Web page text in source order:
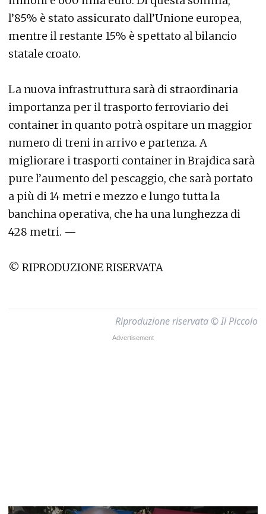
l’85% è stato assicurato dall’Unione europea,
mentre il restante 15% è spettato al bilancio
statale croato.
La nuova infrastruttura sarà di straordinaria
importanza per il trasporto ferroviario dei
container in quanto potrà ospitare un maggior
numero di treni in arrivo e partenza. A
migliorare i trasporti container in Brajdica sarà
pure l’aumento del pescaggio, che sarà portato
a più di 14 metri e mezzo e lungo tutta la
banchina operativa, che ha una lunghezza di
428 metri. —
© RIPRODUZIONE RISERVATA
Riproduzione riservata © Il Piccolo